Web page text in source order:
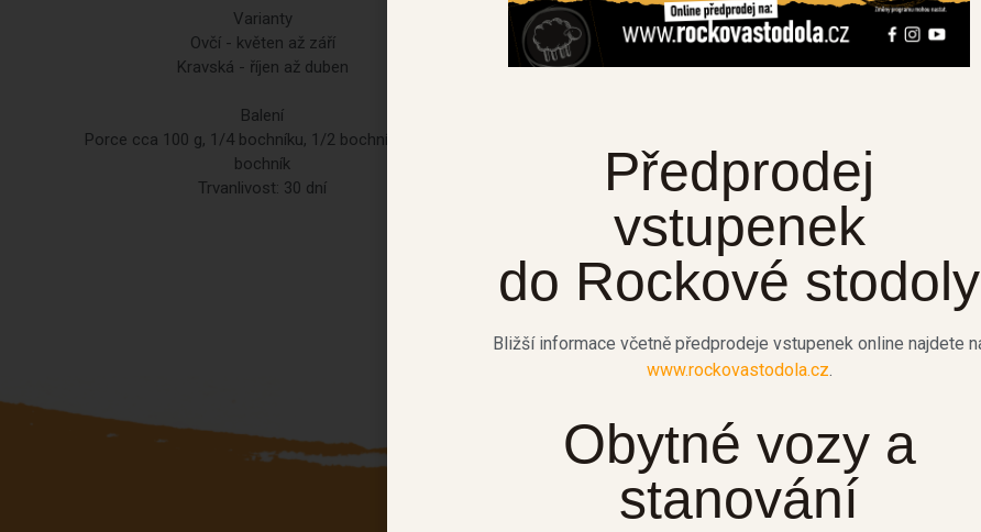
Varianty
Ovčí - květen až září
Kravská - říjen až duben
Balení
Porce cca 100 g, 1/4 bochníku, 1/2 bochníku, celý
bochník
Trvanlivost: 30 dní
Kravské mléko,mlékařské kultury, syřidlo, sůl
Koupit na Rohlík.cz
Předprodej
vstupenek
do Rockové stodoly
Bližší informace včetně předprodeje vstupenek online najdete
www.rockovastodola.cz.
Obytné vozy a
stanování